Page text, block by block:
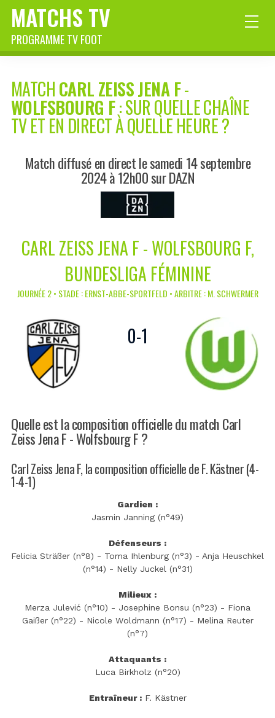
MATCHS TV
PROGRAMME TV FOOT
MATCHCARL ZEISS JENA F-
WOLFSBOURG F: SUR QUELLE CHAÎNE
TV ET EN DIRECT À QUELLE HEURE ?
Match diffusé en direct le samedi 14 septembre
2024 à 12h00 sur DAZN
CARL ZEISS JENA F - WOLFSBOURG F,
BUNDESLIGA FÉMININE
JOURNÉE 2 • STADE : ERNST-ABBE-SPORTFELD • ARBITRE : M. SCHWERMER
0-1
Quelle est la composition officielle du match Carl
Zeiss Jena F - Wolfsbourg F ?
Carl Zeiss Jena F, la composition officielle de F. Kästner (4-
1-4-1)
Gardien :
Jasmin Janning (n°49)
Défenseurs :
Felicia Sträßer (n°8) - Toma Ihlenburg (n°3) - Anja Heuschkel
(n°14) - Nelly Juckel (n°31)
Milieux :
Merza Julević (n°10) - Josephine Bonsu (n°23) - Fiona
Gaißer (n°22) - Nicole Woldmann (n°17) - Melina Reuter
(n°7)
Attaquants :
Luca Birkholz (n°20)
Entraîneur :F. Kästner